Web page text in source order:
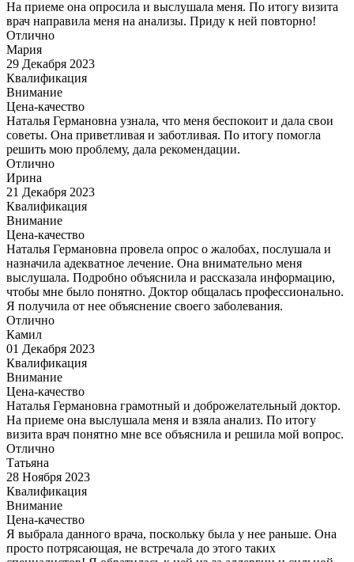
На приеме она опросила и выслушала меня. По итогу визита
врач направила меня на анализы. Приду к ней повторно!
Отлично
Мария
29 Декабря 2023
Квалификация
Внимание
Цена-качество
Наталья Германовна узнала, что меня беспокоит и дала свои
советы. Она приветливая и заботливая. По итогу помогла
решить мою проблему, дала рекомендации.
Отлично
Ирина
21 Декабря 2023
Квалификация
Внимание
Цена-качество
Наталья Германовна провела опрос о жалобах, послушала и
назначила адекватное лечение. Она внимательно меня
выслушала. Подробно объяснила и рассказала информацию,
чтобы мне было понятно. Доктор общалась профессионально.
Я получила от нее объяснение своего заболевания.
Отлично
Камил
01 Декабря 2023
Квалификация
Внимание
Цена-качество
Наталья Германовна грамотный и доброжелательный доктор.
На приеме она выслушала меня и взяла анализ. По итогу
визита врач понятно мне все объяснила и решила мой вопрос.
Отлично
Татьяна
28 Ноября 2023
Квалификация
Внимание
Цена-качество
Я выбрала данного врача, поскольку была у нее раньше. Она
просто потрясающая, не встречала до этого таких